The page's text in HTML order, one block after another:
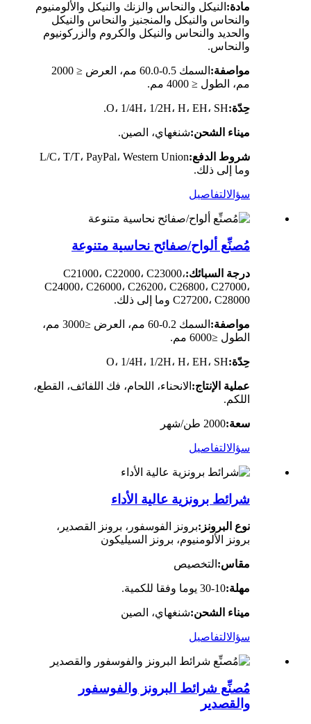
مادة: النيكل والنحاس والزنك والنيكل والألومنيوم
والنحاس والنيكل والمنجنيز والنحاس والنيكل
والحديد والنحاس والنيكل والكروم والزركونيوم
والنحاس.
مواصفة:
السمك 0.5-60.0 مم، العرض ≤ 2000
مم، الطول ≤ 4000 مم.
حِدّة:O، 1/4H، 1/2H، H، EH، SH.
ميناء الشحن:شنغهاي، الصين.
شروط الدفع:L/C، T/T، PayPal، Western Union
وما إلى ذلك.
سؤالالتفاصيل
مُصنِّع ألواح/صفائح نحاسية متنوعة
درجة السبائك:C21000، C22000، C23000،
C24000، C26000، C26200، C26800، C27000،
C27200، C28000 وما إلى ذلك.
مواصفة:
السمك 0.2-60 مم، العرض ≤3000 مم،
الطول ≤6000 مم.
حِدّة:O، 1/4H، 1/2H، H، EH، SH
عملية الإنتاج: الانحناء، اللحام، فك اللفائف، القطع،
اللكم.
سعة:2000 طن/شهر
سؤالالتفاصيل
شرائط برونزية عالية الأداء
نوع البرونز:برونز الفوسفور، برونز القصدير،
برونز الألومنيوم، برونز السيليكون
مقاس: التخصيص
مهلة:10-30 يوما وفقا للكمية.
ميناء الشحن:شنغهاي، الصين
سؤالالتفاصيل
مُصنِّع شرائط البرونز والفوسفور
والقصدير